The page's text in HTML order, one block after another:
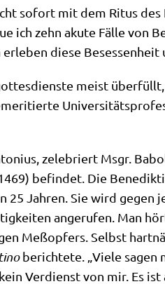
sofort mit dem Ritus
ich zehn aku­te Fäl­le von
die­se Beses­sen­heit
meist
zele­briert Msgr.
befin­det. Die
Jah­ren. Sie wird gegen
ange­ru­fen. Man
Meß­op­fers. Selbst
berich­te­te. „Vie­le sagen
Ver­dienst von mir. Es